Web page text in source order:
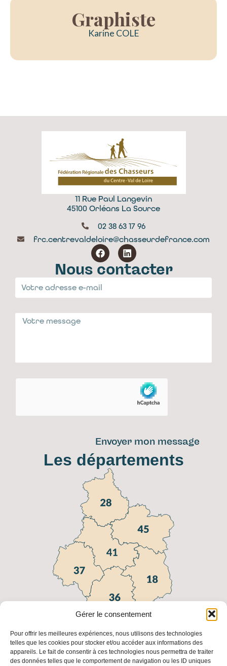
Gérer le consentement
Pour offrir les meilleures expériences, nous utilisons des technologies
telles que les cookies pour stocker et/ou accéder aux informations des
appareils. Le fait de consentir à ces technologies nous permettra de traiter
des données telles que le comportement de navigation ou les ID uniques
Graphiste
Karine COLE
11 Rue Paul Langevin
45100 Orléans La Source
02 38 63 17 96
frc.centrevaldeloire@chasseurdefrance.com
Nous contacter
Envoyer mon message
Les départements
Liens utiles